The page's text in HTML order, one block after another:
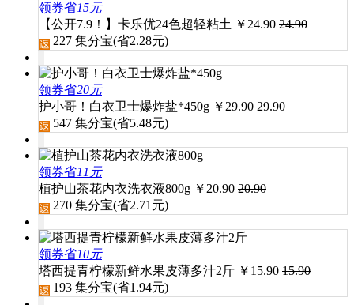
领券省15元
【公开7.9！】卡乐优24色超轻粘土 ￥ 24.90 24.90
227 集分宝(省2.28元)
领券省20元
护小哥！白衣卫士爆炸盐*450g ￥ 29.90 29.90
547 集分宝(省5.48元)
领券省11元
植护山茶花内衣洗衣液800g ￥ 20.90 20.90
270 集分宝(省2.71 元)
领券省10元
塔西提青柠檬新鲜水果皮薄多汁2斤 ￥ 15.90 15.90
193 集分宝(省1.94元)